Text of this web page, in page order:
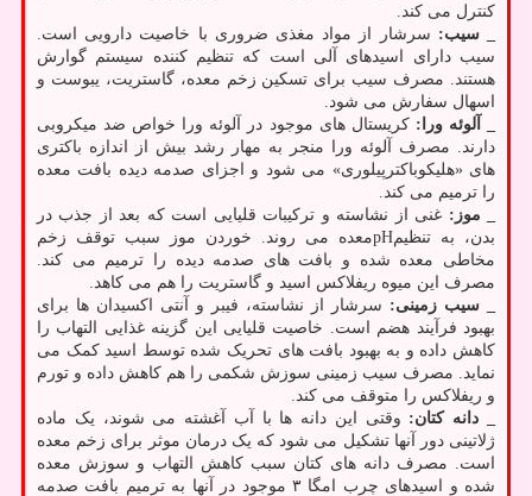
کنترل می کند.
_ سیب: سرشار از مواد مغذی ضروری با خاصیت دارویی است.
سیب دارای اسیدهای آلی است که تنظیم کننده سیستم گوارش
هستند. مصرف سیب برای تسکین زخم معده، گاستریت، یبوست و
اسهال سفارش می شود.
_ آلوئه ورا:کریستال های موجود در آلوئه ورا خواص ضد میکروبی
دارند. مصرف آلوئه ورا منجر به مهار رشد بیش از اندازه باکتری
های «هلیکوباکترپیلوری» می شود و اجزای صدمه دیده بافت معده
را ترمیم می کند.
_ موز: غنی از نشاسته و ترکیبات قلیایی است که بعد از جذب در
بدن، به تنظیمpHمعده می روند. خوردن موز سبب توقف زخم
مخاطی معده شده و بافت های صدمه دیده را ترمیم می کند.
مصرف این میوه ریفلاکس اسید و گاستریت را هم می کاهد.
_ سیب زمینی: سرشار از نشاسته، فیبر و آنتی اکسیدان ها برای
بهبود فرآیند هضم است. خاصیت قلیایی این گزینه غذایی التهاب را
کاهش داده و به بهبود بافت های تحریک شده توسط اسید کمک می
نماید. مصرف سیب زمینی سوزش شکمی را هم کاهش داده و تورم
و ریفلاکس را متوقف می کند.
_ دانه کتان: وقتی این دانه ها با آب آغشته می شوند، یک ماده
ژلاتینی دور آنها تشکیل می شود که یک درمان موثر برای زخم معده
است. مصرف دانه های کتان سبب کاهش التهاب و سوزش معده
شده و اسیدهای چرب امگا ۳ موجود در آنها به ترمیم بافت صدمه